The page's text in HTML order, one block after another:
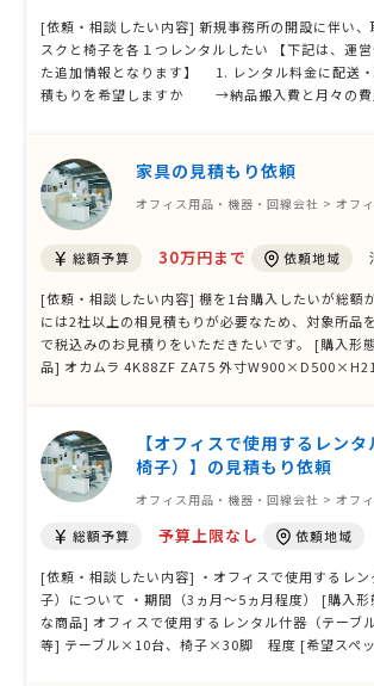
[依頼・相談したい内容] 新規事務所の開設に伴い
スクと椅子を各１つレンタルしたい 【下記は、運
た追加情報となります】 1. レンタル料金に配送
積もりを希望しますか →納品搬入費と月々の費
→できるだけ早 …家具の見積もり依頼
オフィス用品・機器・回線会社 > オフ
総額予算 30万円まで 依頼地域
[依頼・相談したい内容] 棚を1台購入したいが総額
には2社以上の相見積もりが必要なため、対象所品
で税込みのお見積りをいただきたいです。 [購入形
品] オカムラ 4K88ZF ZA75 外寸
要 [利用期間] … 【オフィスで使用するレンタ
椅子）】の見積もり依頼
オフィス用品・機器・回線会社 > オフ
総額予算 予算上限なし 依頼地域
[依頼・相談したい内容] ・オフィスで使用するレ
子）について ・期間（3ヵ月～5ヵ月程度） [購入
な商品] オフィスで使用するレンタル什器（テーブ
等] テーブル×10台、椅子×30脚 程度 [希望スペ